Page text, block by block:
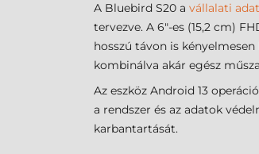
A Bluebird S20 a vállalati
tervezve. A 6"-es (15,2 cm)
hosszú távon is
kombinálva akár egész
Az eszköz Android 13
a rendszer és az adatok
karbantartását.